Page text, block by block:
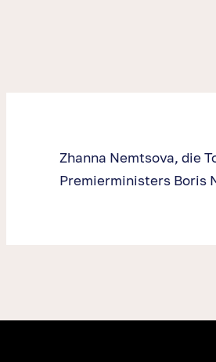
Zhanna Nemtsova, die
Premierministers Boris